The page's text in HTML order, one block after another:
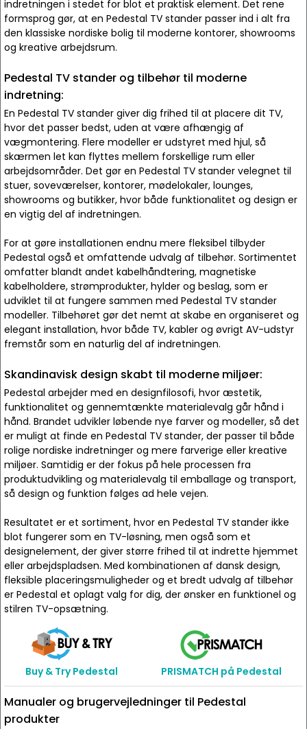
indretningen i stedet for blot et praktisk element. Det rene
formsprog gør, at en Pedestal TV stander passer ind i alt fra
den klassiske nordiske bolig til moderne kontorer, showrooms
og kreative arbejdsrum.
Pedestal TV stander og tilbehør til moderne
indretning:
En Pedestal TV stander giver dig frihed til at placere dit TV,
hvor det passer bedst, uden at være afhængig af
vægmontering. Flere modeller er udstyret med hjul, så
skærmen let kan flyttes mellem forskellige rum eller
arbejdsområder. Det gør en Pedestal TV stander velegnet til
stuer, soveværelser, kontorer, mødelokaler, lounges,
showrooms og butikker, hvor både funktionalitet og design er
en vigtig del af indretningen.
For at gøre installationen endnu mere fleksibel tilbyder
Pedestal også et omfattende udvalg af tilbehør. Sortimentet
omfatter blandt andet kabelhåndtering, magnetiske
kabelholdere, strømprodukter, hylder og beslag, som er
udviklet til at fungere sammen med Pedestal TV stander
modeller. Tilbehøret gør det nemt at skabe en organiseret og
elegant installation, hvor både TV, kabler og øvrigt AV-udstyr
fremstår som en naturlig del af indretningen.
Skandinavisk design skabt til moderne miljøer:
Pedestal arbejder med en designfilosofi, hvor æstetik,
funktionalitet og gennemtænkte materialevalg går hånd i
hånd. Brandet udvikler løbende nye farver og modeller, så det
er muligt at finde en Pedestal TV stander, der passer til både
rolige nordiske indretninger og mere farverige eller kreative
miljøer. Samtidig er der fokus på hele processen fra
produktudvikling og materialevalg til emballage og transport,
så design og funktion følges ad hele vejen.
Resultatet er et sortiment, hvor en Pedestal TV stander ikke
blot fungerer som en TV-løsning, men også som et
designelement, der giver større frihed til at indrette hjemmet
eller arbejdspladsen. Med kombinationen af dansk design,
fleksible placeringsmuligheder og et bredt udvalg af tilbehør
er Pedestal et oplagt valg for dig, der ønsker en funktionel og
stilren TV-opsætning.
Buy & Try Pedestal PRISMATCH på Pedestal
Manualer og brugervejledninger til Pedestal
produkter